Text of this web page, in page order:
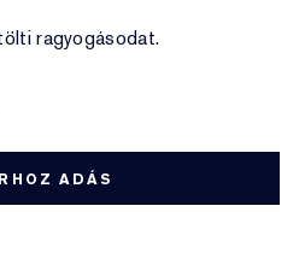
ragyogásodat.
ADÁS